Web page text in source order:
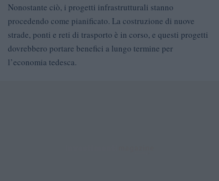
Nonostante ciò, i progetti infrastrutturali stanno
procedendo come pianificato. La costruzione di nuove
strade, ponti e reti di trasporto è in corso, e questi progetti
dovrebbero portare benefici a lungo termine per
l’economia tedesca.